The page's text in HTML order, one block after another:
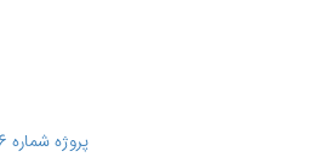
پروژه شماره 6